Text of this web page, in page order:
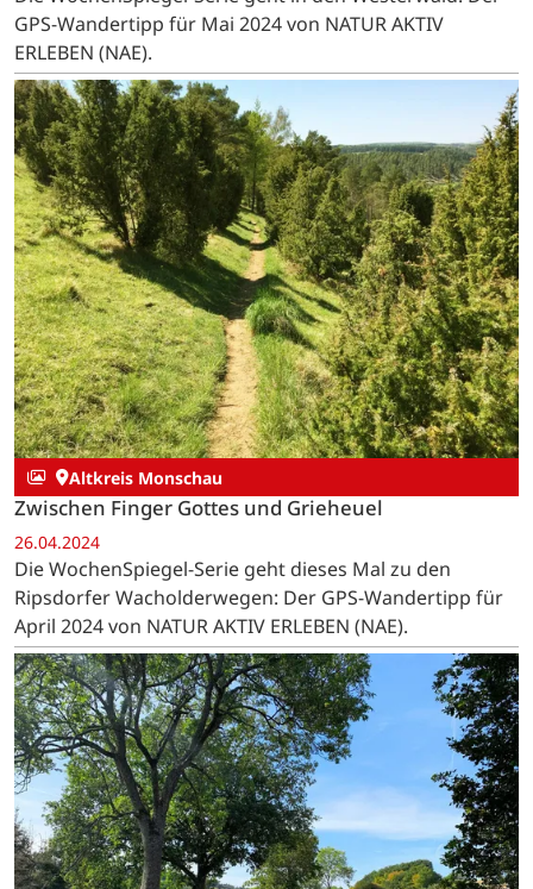
GPS-Wandertipp für Mai 2024 von NATUR AKTIV
ERLEBEN (NAE).
Altkreis Monschau
Zwischen Finger Gottes und Grieheuel
26.04.2024
Die WochenSpiegel-Serie geht dieses Mal zu den
Ripsdorfer Wacholderwegen: Der GPS-Wandertipp für
April 2024 von NATUR AKTIV ERLEBEN (NAE).